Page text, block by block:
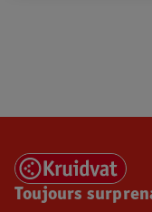
Toujours